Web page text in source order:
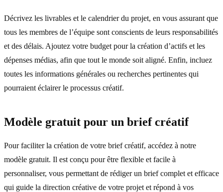
Décrivez les livrables et le calendrier du projet, en vous assurant que
tous les membres de l’équipe sont conscients de leurs responsabilités
et des délais. Ajoutez votre budget pour la création d’actifs et les
dépenses médias, afin que tout le monde soit aligné. Enfin, incluez
toutes les informations générales ou recherches pertinentes qui
pourraient éclairer le processus créatif.
Modèle gratuit pour un brief créatif
Pour faciliter la création de votre brief créatif, accédez à notre
modèle gratuit. Il est conçu pour être flexible et facile à
personnaliser, vous permettant de rédiger un brief complet et efficace
qui guide la direction créative de votre projet et répond à vos